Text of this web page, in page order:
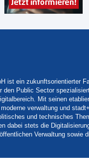
ist ein zukunftsorientierter
den Public Sector
Mit seinen
verwaltung und
und technisches
dabei stets die
Verwaltung sowie